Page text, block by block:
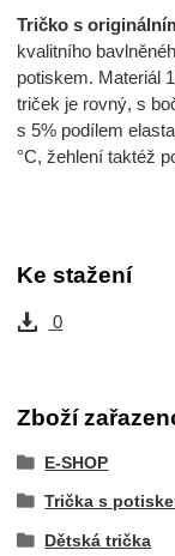
Tričko s
kvalitního
potiskem. Materiál
triček je rovný, s
s 5% podílem
°C, žehlení taktéž
Ke stažení
0
Zboží
E-SHOP
Trička s
Dětská trička